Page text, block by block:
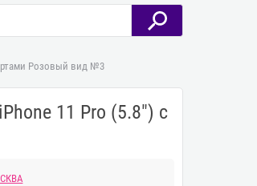
Розовый вид №3
11 Pro (5.8") с